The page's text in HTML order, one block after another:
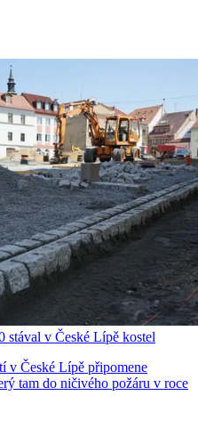
stával v České Lípě kostel
v České Lípě připomene
tam do ničivého požáru v roce